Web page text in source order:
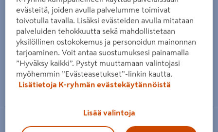
Zoomaa kuvaa sormilla kosketusnäytöllä
CASELIO
evästeitä, joiden avulla palvelumme toimivat
toivotulla tavalla. Lisäksi evästeiden avulla mitataan
palveluiden tehokkuutta sekä mahdollistetaan
yksilöllinen ostokokemus ja personoidun mainonnan
tarjoaminen. Voit antaa suostumuksesi painamalla
”Hyväksy kaikki”. Pystyt muuttamaan valintojasi
myöhemmin ”Evästeasetukset”-linkin kautta.
Lisätietoja K-ryhmän evästekäytännöistä
Lisää valintoja